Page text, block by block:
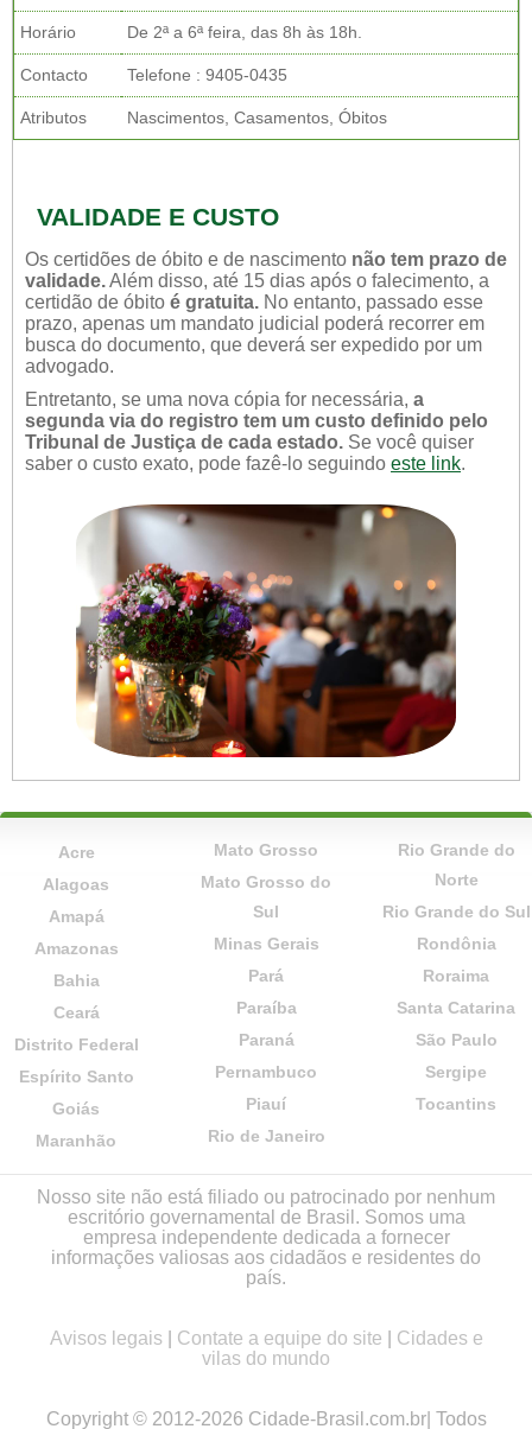
Horário De 2ª a 6ª feira, das 8h às 18h.
Contacto Telefone : 9405-0435
Atributos Nascimentos, Casamentos, Óbitos
VALIDADE E CUSTO
Os certidões de óbito e de nascimento não tem prazo de
validade.Além disso, até 15 dias após o falecimento, a
certidão de óbito é gratuita. No entanto, passado esse
prazo, apenas um mandato judicial poderá recorrer em
busca do documento, que deverá ser expedido por um
advogado.
Entretanto, se uma nova cópia for necessária, a
segunda via do registro tem um custo definido pelo
Tribunal de Justiça de cada estado. Se você quiser
saber o custo exato, pode fazê-lo seguindo este link.
Acre
Alagoas
Amapá
Amazonas
Bahia
Ceará
Distrito Federal
Espírito Santo
Goiás
Maranhão
Mato Grosso
Mato Grosso do
Sul
Minas Gerais
Pará
Paraíba
Paraná
Pernambuco
Piauí
Rio de Janeiro
Rio Grande do
Norte
Rio Grande do Sul
Rondônia
Roraima
Santa Catarina
São Paulo
Sergipe
Tocantins
Nosso site não está filiado ou patrocinado por nenhum
escritório governamental de Brasil. Somos uma
empresa independente dedicada a fornecer
informações valiosas aos cidadãos e residentes do
país.
Avisos legais Contate a equipe do site
Cidades e
vilas do mundo
Copyright © 2012-2026 Cidade-Brasil.com.br| Todos